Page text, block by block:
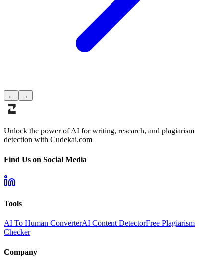
← →
Unlock the power of AI for writing, research, and plagiarism
detection with Cudekai.com
Find Us on Social Media
Tools
AI To Human ConverterAI Content DetectorFree Plagiarism
Checker
Company